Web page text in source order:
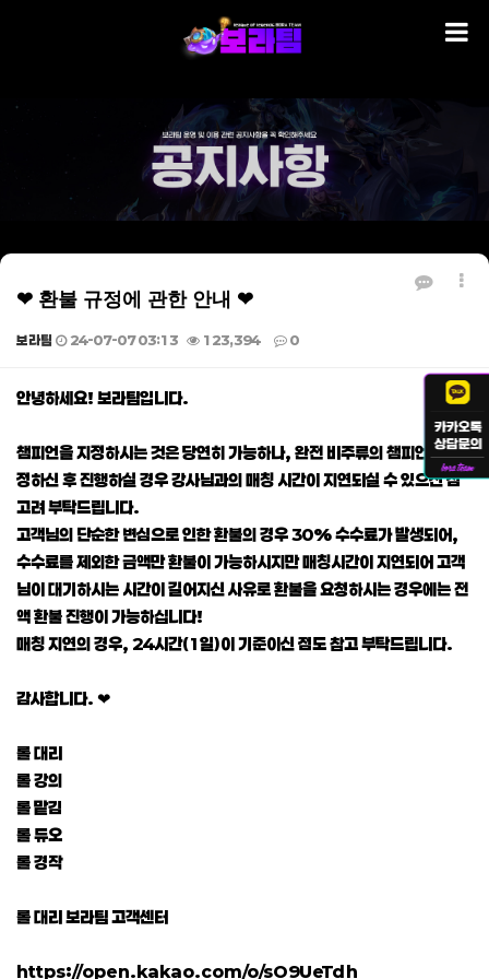
❤ 환불 규정에 관한 안내 ❤
보라팀 24-07-07 03:13 123,394 0
본문
안녕하세요! 보라팀입니다.
챔피언을 지정하시는 것은 당연히 가능하나, 완전 비주류의 챔피언을 지
정하신 후 진행하실 경우 강사님과의 매칭 시간이 지연되실 수 있으신 점
고려 부탁드립니다.
고객님의 단순한 변심으로 인한 환불의 경우 30% 수수료가 발생되어,
수수료를 제외한 금액만 환불이 가능하시지만 매칭시간이 지연되어 고객
님이 대기하시는 시간이 길어지신 사유로 환불을 요청하시는 경우에는 전
액 환불 진행이 가능하십니다!
매칭 지연의 경우, 24시간(1일)이 기준이신 점도 참고 부탁드립니다.
감사합니다. ❤
롤 대리
롤 강의
롤 맡김
롤 듀오
롤 경작
롤 대리 보라팀 고객센터
https://open.kakao.com/o/sO9UeTdh